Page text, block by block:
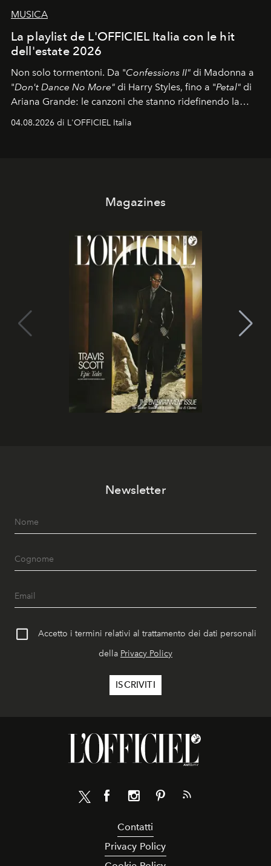
MUSICA
La playlist de L'OFFICIEL Italia con le hit
dell'estate 2026
Non solo tormentoni. Da "Confessions II" di Madonna a
"Don't Dance No More" di Harry Styles, fino a "Petal" di
Ariana Grande: le canzoni che stanno ridefinendo la
04.08.2026 di L'OFFICIEL Italia
Magazines
Newsletter
Accetto i termini relativi al trattamento dei dati personali
della Privacy Policy
Contatti
Privacy Policy